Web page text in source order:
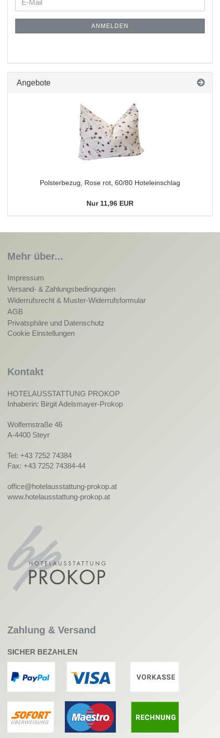
ANMELDEN
Angebote
Polsterbezug, Rose rot, 60/80 Hoteleinschlag
Nur 11,96 EUR
Mehr über...
Impressum
Versand- & Zahlungsbedingungen
Widerrufsrecht & Muster-Widerrufsformular
AGB
Privatsphäre und Datenschutz
Cookie Einstellungen
Kontakt
HOTELAUSSTATTUNG PROKOP
Inhaberin: Birgit Adelsmayer-Prokop
Wolfernstraße 46
A-4400 Steyr
Tel: +43 7252 74384
Fax: +43 7252 74384-44
office@hotelausstattung-prokop.at
www.hotelausstattung-prokop.at
Zahlung & Versand
SICHER BEZAHLEN